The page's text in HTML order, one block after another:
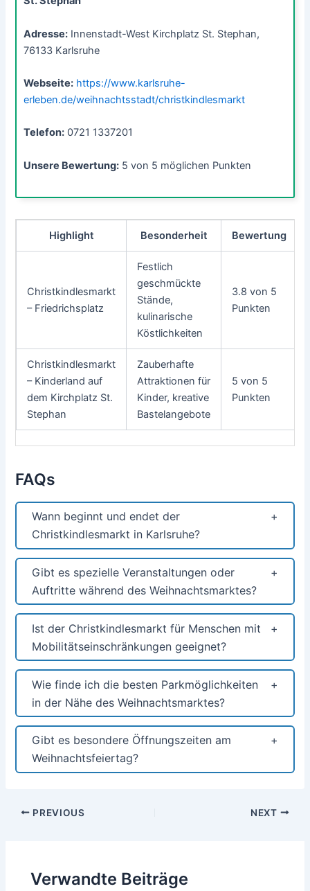
Adresse: Innenstadt-West Kirchplatz St. Stephan,
76133 Karlsruhe
Webseite: https://www.karlsruhe-
erleben.de/weihnachtsstadt/christkindlesmarkt
Telefon: 0721 1337201
Unsere Bewertung: 5 von 5 möglichen Punkten
Highlight Besonderheit Bewertung
Christkindlesmarkt
– Friedrichsplatz
Festlich
geschmückte
Stände,
kulinarische
Köstlichkeiten
3.8 von 5
Punkten
Christkindlesmarkt
– Kinderland auf
dem Kirchplatz St.
Stephan
Zauberhafte
Attraktionen für
Kinder, kreative
Bastelangebote
5 von 5
Punkten
FAQs
Wann beginnt und endet der
Christkindlesmarkt in Karlsruhe?
Gibt es spezielle Veranstaltungen oder
Auftritte während des Weihnachtsmarktes?
Ist der Christkindlesmarkt für Menschen mit
Mobilitätseinschränkungen geeignet?
Wie finde ich die besten Parkmöglichkeiten
in der Nähe des Weihnachtsmarktes?
Gibt es besondere Öffnungszeiten am
Weihnachtsfeiertag?
Post
PREVIOUS NEXT
Verwandte Beiträge